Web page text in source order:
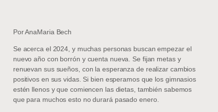
Por AnaMaria Bech
Se acerca el 2024, y muchas personas buscan empezar el
nuevo año con borrón y cuenta nueva. Se fijan metas y
renuevan sus sueños, con la esperanza de realizar cambios
positivos en sus vidas. Si bien esperamos que los gimnasios
estén llenos y que comiencen las dietas, también sabemos
que para muchos esto no durará pasado enero.